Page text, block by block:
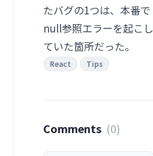
たバグの1つは、本番で
null参照エラーを起こし
ていた箇所だった。
React Tips
Comments (0)